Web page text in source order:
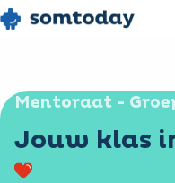
Go
to
Jouw klas
Mentoraat -